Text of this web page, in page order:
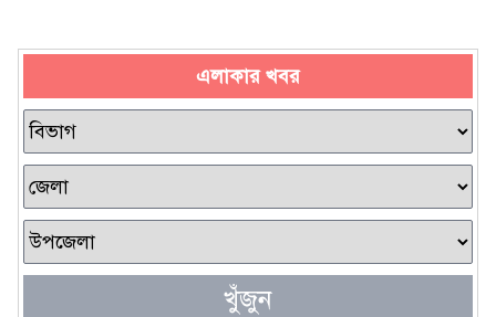
এলাকার খবর
খুঁজুন